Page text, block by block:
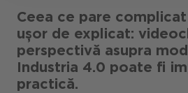
Ceea ce pare
ușor de explicat:
perspectivă asupra
Industria 4.0 poate fi
practică.